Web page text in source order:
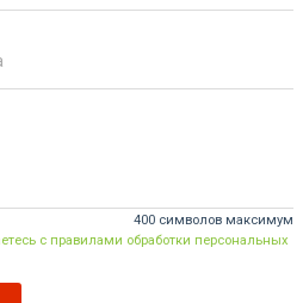
400 символов максимум
с правилами обработки персональных